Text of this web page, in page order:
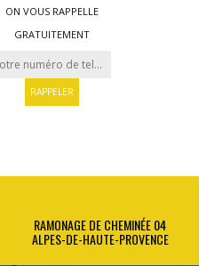
ON VOUS RAPPELLE
GRATUITEMENT
RAMONAGE DE CHEMINÉE 04
ALPES-DE-HAUTE-PROVENCE